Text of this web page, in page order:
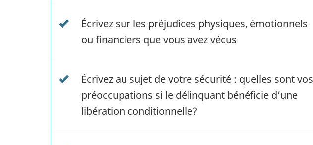
Écrivez sur les préjudices physiques, émotionnels
ou financiers que vous avez vécus
Écrivez au sujet de votre sécurité : quelles sont vos
préoccupations si le délinquant bénéficie d’une
libération conditionnelle?